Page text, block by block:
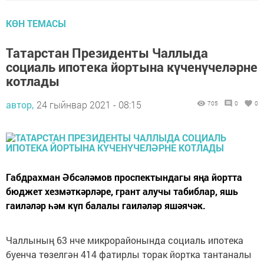
КӨН ТЕМАСЫ
Татарстан Президенты Чаллыда
социаль ипотека йортына күченүчеләрне
котлады
автор, 24 гыйнвар 2021 - 08:15 705 0 0
Габдрахман Әбсәләмов проспектындагы яңа йортта
бюджет хезмәткәрләре, грант алучы табиблар, яшь
гаиләләр һәм күп балалы гаиләләр яшәячәк.
Чаллының 63 нче микрорайонында социаль ипотека
буенча төзелгән 414 фатирлы торак йортка тантаналы